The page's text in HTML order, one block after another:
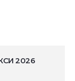
2026